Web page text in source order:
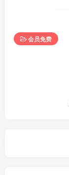
会员免费